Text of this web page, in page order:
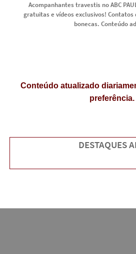
Acompanhantes travestis no ABC
gratuitas e vídeos exclusivos!
bonecas. Conteúdo
Conteúdo atualizado
preferência.
DESTAQUES